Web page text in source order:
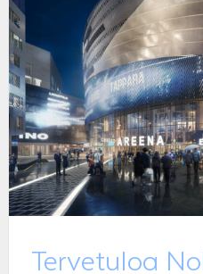
Tervetuloa